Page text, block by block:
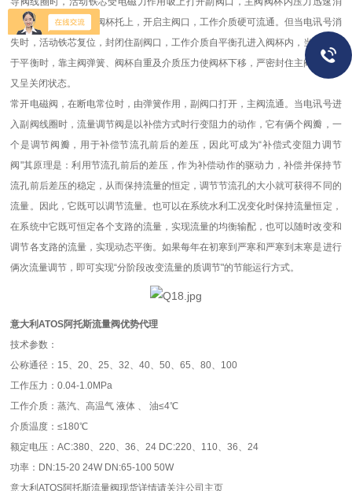
失，介质压力将主阀阀杯托上，开启主阀口，工作介质硬可流通。但当电讯号消
失时，活动铁芯复位，封闭住副阀口，工作介质自平衡孔进入阀杯内，当压力趋
于平衡时，靠主阀弹簧、阀杯自重及介质压力使阀杯下移，严密封住主阀口，阀
又呈关闭状态。
常开电磁阀，在断电常位时，由弹簧作用，副阀口打开，主阀流通。当电讯号进
入副阀线圈时，流量调节阀是以补偿方式时行变阻力的动作，它有俩个阀瓣，一
个是调节阀瓣，用于补偿节流孔前后的差压，因此可成为“补偿式变阻力调节
阀"其原理是：利用节流孔前后的差压，作为补偿动作的驱动力，补偿并保持节
流孔前后差压的稳定，从而保持流量的恒定，调节节流孔的大小就可获得不同的
流量。因此，它既可以调节流量。也可以在系统水利工况变化时保持流量恒定，
在系统中它既可恒定各个支路的流量，实现流量的均衡输配，也可以随时改变和
调节各支路的流量，实现动态平衡。如果每年在初寒到严寒和严寒到末寒是进行
俩次流量调节，即可实现“分阶段改变流量的质调节"的节能运行方式。
意大利ATOS阿托斯流量阀优势代理
技术参数：
公称通径：15、20、25、32、40、50、65、80、100
工作压力：0.04-1.0MPa
工作介质：蒸汽、高温气 液体 、 油≤4℃
介质温度：≤180℃
额定电压：AC:380、220、36、24 DC:220、110、36、24
功率：DN:15-20 24W DN:65-100 50W
意大利ATOS阿托斯流量阀现货详情请关注公司主页